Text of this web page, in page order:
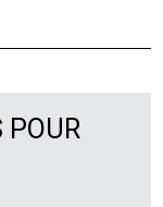
POUR